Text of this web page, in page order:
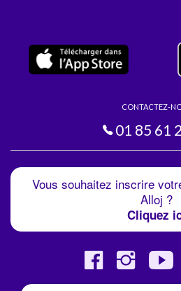
CONTACTEZ-
01 85 61
Vous souhaitez inscrire
Alloj ?
Cliquez